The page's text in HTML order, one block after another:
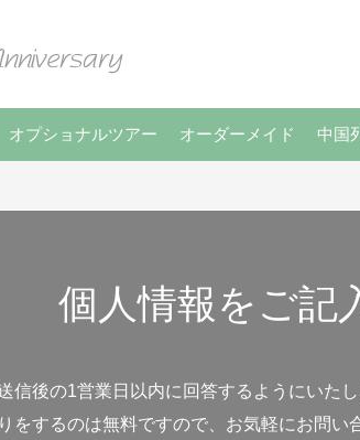
オプショナルツアー オーダーメイド 中国
個人情報をご記
信後の1営業日以内に回答するようにいた
をするのは無料ですので、お気軽にお問